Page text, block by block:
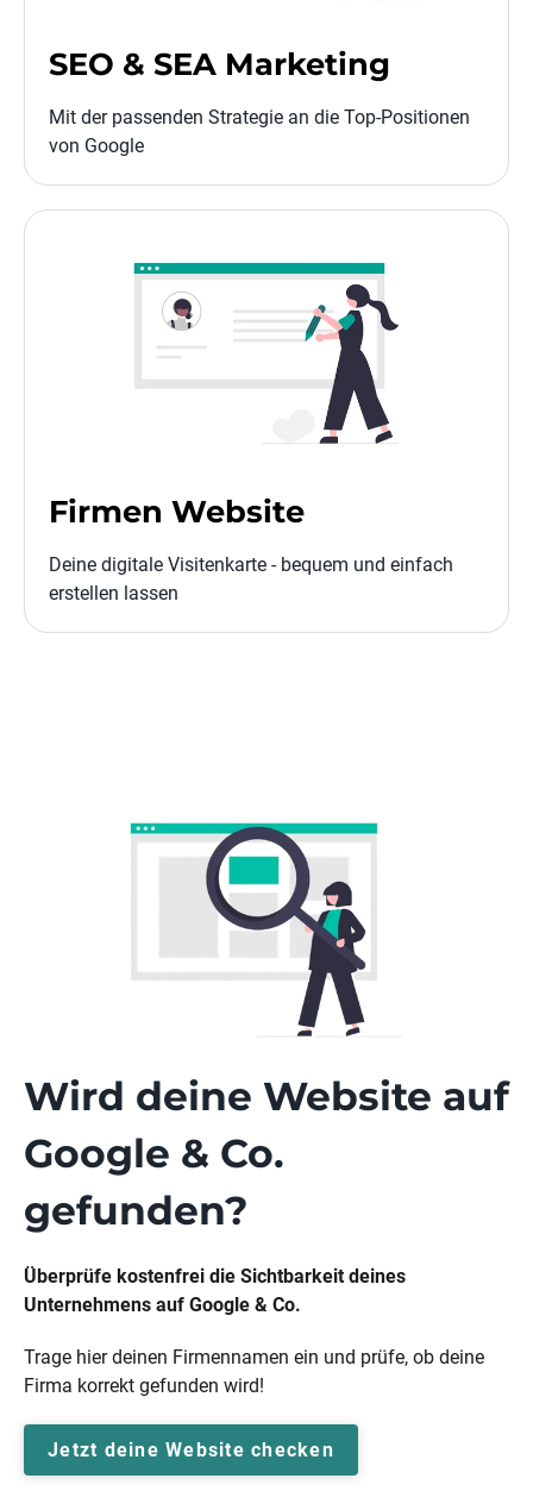
SEO & SEA Marketing
Mit der passenden Strategie an die Top-Positionen
von Google
Firmen Website
Deine digitale Visitenkarte - bequem und einfach
erstellen lassen
Wird deine Website auf
Google & Co.
gefunden?
Überprüfe kostenfrei die Sichtbarkeit deines
Unternehmens auf Google & Co.
Trage hier deinen Firmennamen ein und prüfe, ob deine
Firma korrekt gefunden wird!
Jetzt deine Website checken